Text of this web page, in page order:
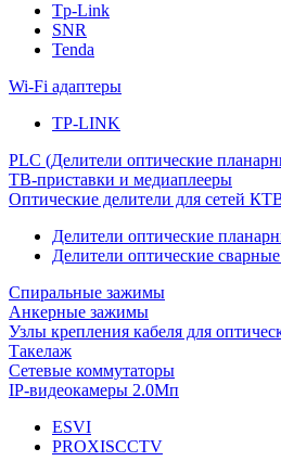
Tp-Link
SNR
Tenda
Wi-Fi адаптеры
TP-LINK
PLC (Делители оптические
ТВ-приставки и медиаплееры
Оптические делители для сетей
Делители оптические
Делители оптические сварные
Спиральные зажимы
Анкерные зажимы
Узлы крепления кабеля для
Такелаж
Сетевые коммутаторы
IP-видеокамеры 2.0Мп
ESVI
PROXISCCTV